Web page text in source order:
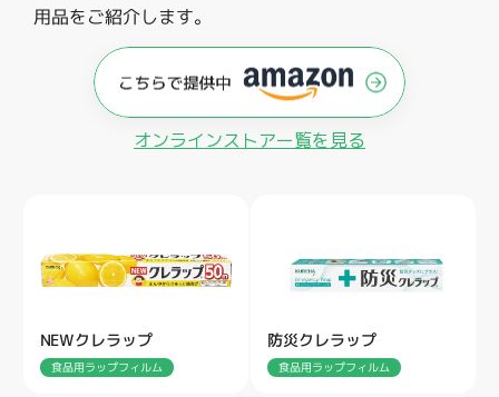
用品をご紹介します。
オンラインストアー覧を見る
NEWクレラップ
食品用ラップフィルム
防災クレラップ
食品用ラップフィルム